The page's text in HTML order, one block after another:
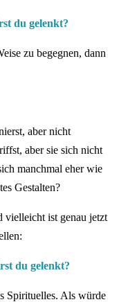
du gelenkt?
zu begegnen, dann
aber nicht
aber sie sich nicht
manchmal eher wie
Gestalten?
vielleicht ist genau jetzt
du gelenkt?
Spirituelles. Als würde